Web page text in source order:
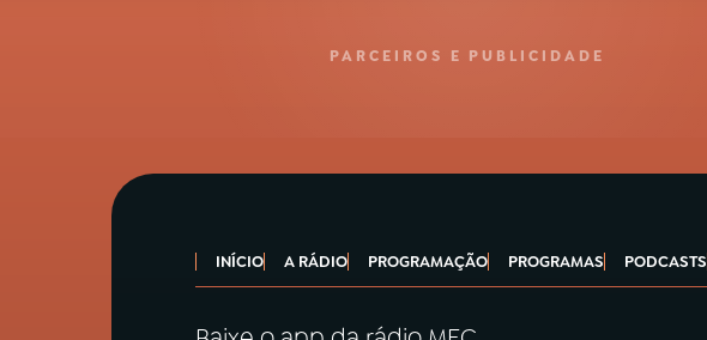
PARCEIROS E PUBLICIDADE
INÍCIO A RÁDIO PROGRAMAÇÃO PROGRAMAS PODCASTS